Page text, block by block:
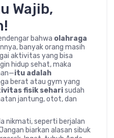
Wajib,
bahwa olahraga
banyak orang masih
aktivitas yang bisa
hidup sehat, maka
itu adalah
berat atau gym yang
fisik seharisudah
jantung, otot, dan
nikmati, seperti berjalan
biarkan alasan sibuk